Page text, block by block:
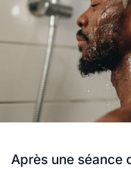
Après une séance